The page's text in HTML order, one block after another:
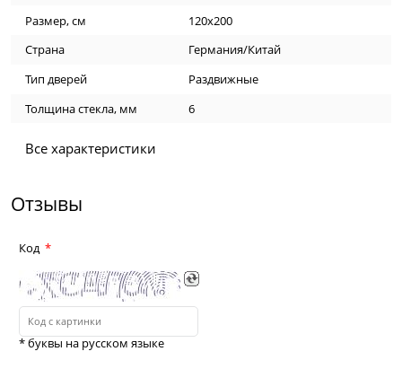
Размер, см
120х200
Страна
Германия/Китай
Тип дверей
Раздвижные
Толщина стекла, мм
6
Все характеристики
Отзывы
Код
* буквы на русском языке